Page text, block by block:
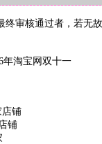
审核通过者，若
店铺
铺